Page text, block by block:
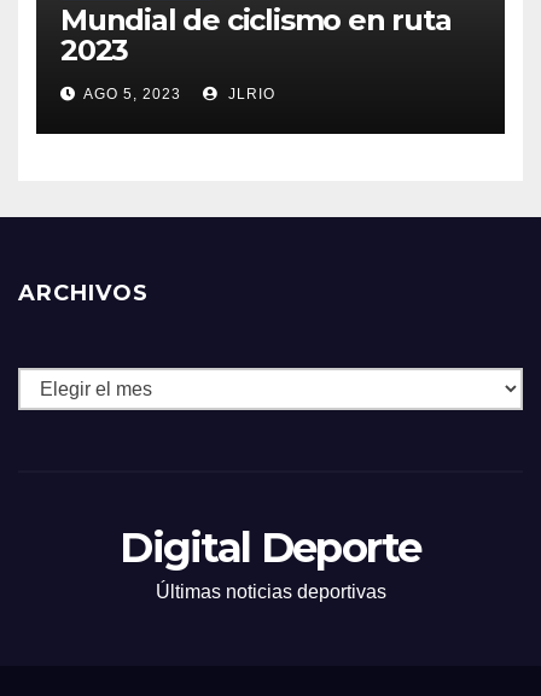
Mundial de ciclismo en ruta
2023
AGO 5, 2023 JLRIO
ARCHIVOS
Archivos
Digital Deporte
Últimas noticias deportivas